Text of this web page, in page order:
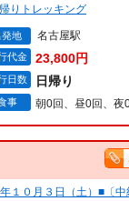
りトレッキング
発地 名古屋駅
代金 23,800円
日数 日帰り
事 朝0回、昼0回、夜
１０月３日（土）■〔